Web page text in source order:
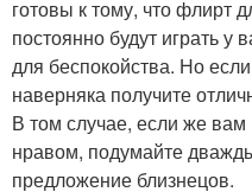
готовы к тому, что флирт
постоянно будут играть у
для беспокойства. Но
наверняка получите
В том случае, если же
нравом, подумайте
предложение близнецов.